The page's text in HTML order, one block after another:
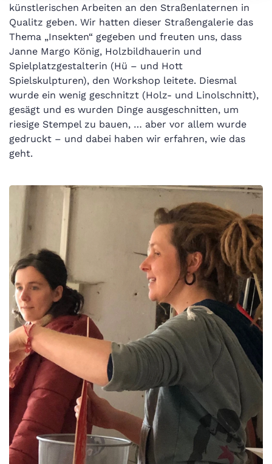
künstlerischen Arbeiten an den Straßenlaternen in
Qualitz geben. Wir hatten dieser Straßengalerie das
Thema „Insekten“ gegeben und freuten uns, dass
Janne Margo König, Holzbildhauerin und
Spielplatzgestalterin (Hü – und Hott
Spielskulpturen), den Workshop leitete. Diesmal
wurde ein wenig geschnitzt (Holz- und Linolschnitt),
gesägt und es wurden Dinge ausgeschnitten, um
riesige Stempel zu bauen, … aber vor allem wurde
gedruckt – und dabei haben wir erfahren, wie das
geht.